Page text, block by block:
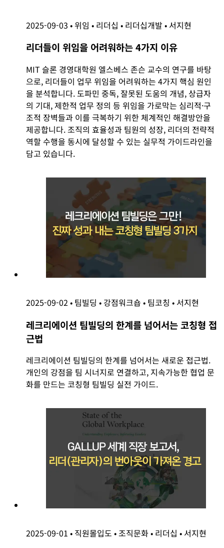
2025-09-03 • 위임 • 리더십 • 리더십개발• 서지현
리더들이 위임을 어려워하는 4가지 이유
MIT 슬론 경영대학원 엘스베스 존슨 교수의 연구를 바탕
으로, 리더들이 업무 위임을 어려워하는 4가지 핵심 원인
을 분석합니다. 도파민 중독, 잘못된 도움의 개념, 상급자
의 기대, 제한적 업무 정의 등 위임을 가로막는 심리적·구
조적 장벽들과 이를 극복하기 위한 체계적인 해결방안을
제공합니다. 조직의 효율성과 팀원의 성장, 리더의 전략적
역할 수행을 동시에 달성할 수 있는 실무적 가이드라인을
담고 있습니다.
2025-09-02 • 팀빌딩 • 강점워크숍 • 팀코칭 • 서지현
레크리에이션 팀빌딩의 한계를 넘어서는 코칭형 접
근법
레크리에이션 팀빌딩의 한계를 넘어서는 새로운 접근법.
개인의 강점을 팀 시너지로 연결하고, 지속가능한 협업 문
화를 만드는 코칭형 팀빌딩 실전 가이드.
2025-09-01 • 직원몰입도 •조직문화• 리더십 • 서지현